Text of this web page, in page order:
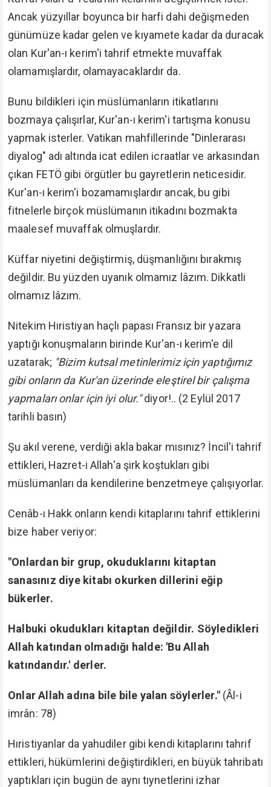
Ancak yüzyıllar boyunca bir harfi dahi değişmeden
günümüze kadar gelen ve kıyamete kadar da duracak
olan Kur'an-ı kerim'i tahrif etmekte muvaffak
olamamışlardır, olamayacaklardır da.
Bunu bildikleri için müslümanların itikatlarını
bozmaya çalışırlar, Kur'an-ı kerim'i tartışma konusu
yapmak isterler. Vatikan mahfillerinde "Dinlerarası
diyalog" adı altında icat edilen icraatlar ve arkasından
çıkan FETÖ gibi örgütler bu gayretlerin neticesidir.
Kur'an-ı kerim'i bozamamışlardır ancak, bu gibi
fitnelerle birçok müslümanın itikadını bozmakta
maalesef muvaffak olmuşlardır.
Küffar niyetini değiştirmiş, düşmanlığını bırakmış
değildir. Bu yüzden uyanık olmamız lâzım. Dikkatli
olmamız lâzım.
Nitekim Hıristiyan haçlı papası Fransız bir yazara
yaptığı konuşmaların birinde Kur'an-ı kerim'e dil
uzatarak; "Bizim kutsal metinlerimiz için yaptığımız
gibi onların da Kur'an üzerinde eleştirel bir çalışma
yapmaları onlar için iyi olur."diyor!.. (2 Eylül 2017
tarihli basın)
Şu akıl verene, verdiği akla bakar mısınız? İncil'i tahrif
ettikleri, Hazret-i Allah'a şirk koştukları gibi
müslümanları da kendilerine benzetmeye çalışıyorlar.
Cenâb-ı Hakk onların kendi kitaplarını tahrif ettiklerini
bize haber veriyor:
"Onlardan bir grup, okuduklarını kitaptan
sanasınız diye kitabı okurken dillerini eğip
bükerler.
Halbuki okudukları kitaptan değildir. Söyledikleri
Allah katından olmadığı halde: 'Bu Allah
katındandır.' derler.
Onlar Allah adına bile bile yalan söylerler." (Âl-i
imrân: 78)
Hıristiyanlar da yahudiler gibi kendi kitaplarını tahrif
ettikleri, hükümlerini değiştirdikleri, en büyük tahribatı
yaptıkları için bugün de aynı tıynetlerini izhar